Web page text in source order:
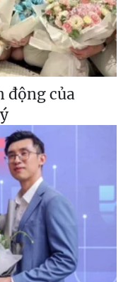
động của